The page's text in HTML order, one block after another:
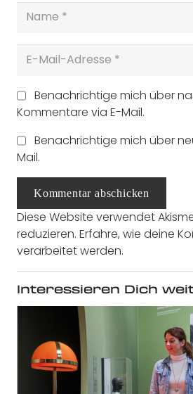
Benachrichtige mich über
Kommentare via E-Mail.
Benachrichtige mich über
Mail.
Kommentar abschicken
Diese Website verwendet
reduzieren. Erfahre, wie deine
verarbeitet werden.
Interessieren Dich